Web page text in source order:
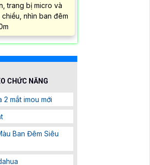
trang bị micro và
nhìn ban đêm
CHỨC NĂNG
mắt imou mới
Ban Đêm Siêu